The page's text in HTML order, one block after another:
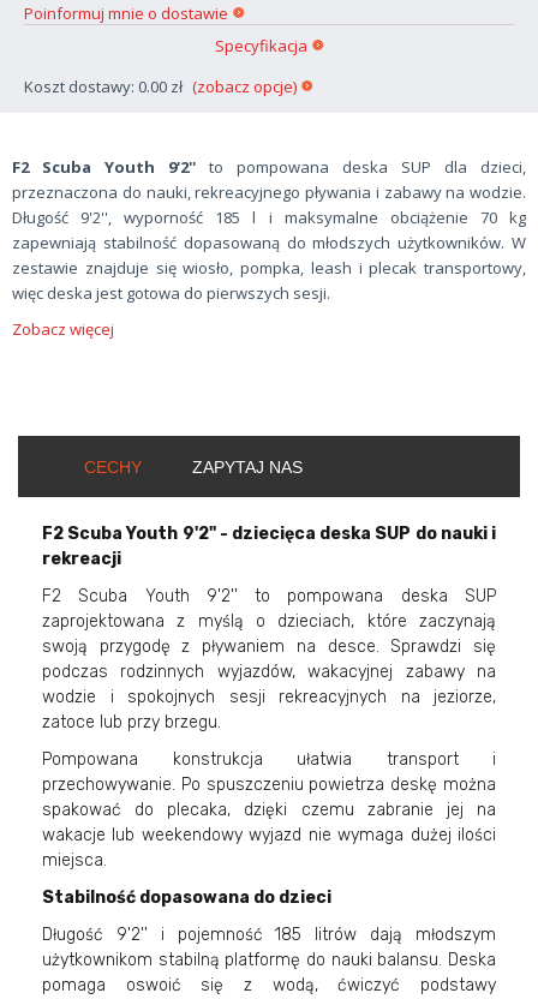
Poinformuj mnie o dostawie
Koszt dostawy: 0.00 zł (zobacz opcje)
Specyfikacja
F2 Scuba Youth 9'2'' to pompowana deska SUP dla dzieci,
przeznaczona do nauki, rekreacyjnego pływania i zabawy na wodzie.
Długość 9'2'', wyporność 185 l i maksymalne obciążenie 70 kg
zapewniają stabilność dopasowaną do młodszych użytkowników. W
zestawie znajduje się wiosło, pompka, leash i plecak transportowy,
więc deska jest gotowa do pierwszych sesji.
Zobacz więcej
CECHY ZAPYTAJ NAS
F2 Scuba Youth 9'2'' - dziecięca deska SUP do nauki i
rekreacji
F2 Scuba Youth 9'2'' to pompowana deska SUP
zaprojektowana z myślą o dzieciach, które zaczynają
swoją przygodę z pływaniem na desce. Sprawdzi się
podczas rodzinnych wyjazdów, wakacyjnej zabawy na
wodzie i spokojnych sesji rekreacyjnych na jeziorze,
zatoce lub przy brzegu.
Pompowana konstrukcja ułatwia transport i
przechowywanie. Po spuszczeniu powietrza deskę można
spakować do plecaka, dzięki czemu zabranie jej na
wakacje lub weekendowy wyjazd nie wymaga dużej ilości
miejsca.
Stabilność dopasowana do dzieci
Długość 9'2'' i pojemność 185 litrów dają młodszym
użytkownikom stabilną platformę do nauki balansu. Deska
pomaga oswoić się z wodą, ćwiczyć podstawy